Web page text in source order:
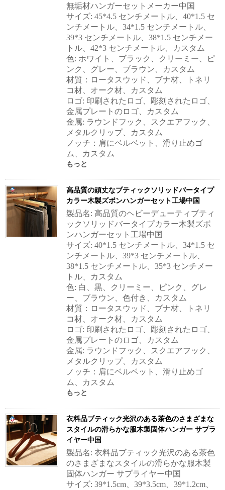
無垢材ハンガーセットメーカー中国
サイズ: 45*4.5 センチメートル、40*1.5 セ
ンチメートル、34*1.5 センチメートル、
39*3 センチメートル、38*1.5 センチメー
トル、42*3 センチメートル、カスタム
色: ホワイト、ブラック、クリーミー、ピ
ンク、グレー、ブラウン、カスタム
材質：ロータスウッド、ブナ材、トネリ
コ材、オーク材、カスタム
ロゴ: 印刷されたロゴ、彫刻されたロゴ、
金属プレートのロゴ、カスタム
金属: ラウンドフック、スクエアフック、
メタルクリップ、カスタム
ノッチ：肩にベルベット、滑り止めゴ
ム、カスタム
もっと
高品質の頑丈なブティックソリッドバータイプ
カラー木製ズボンハンガーセット工場中国
製品名: 高品質のヘビーデューティブティ
ックソリッドバータイプカラー木製ズボ
ンハンガーセット工場中国
サイズ: 40*1.5 センチメートル、34*1.5 セ
ンチメートル、39*3 センチメートル、
38*1.5 センチメートル、35*3 センチメー
トル、カスタム
色: 白、黒、クリーミー、ピンク、グレ
ー、ブラウン、色付き、カスタム
材質：ロータスウッド、ブナ材、トネリ
コ材、オーク材、カスタム
ロゴ: 印刷されたロゴ、彫刻されたロゴ、
金属プレートのロゴ、カスタム
金属: ラウンドフック、スクエアフック、
メタルクリップ、カスタム
ノッチ：肩にベルベット、滑り止めゴ
ム、カスタム
もっと
衣料品ブティック光沢のある茶色のさまざまな
スタイルの滑らかな服木製固体ハンガー サプラ
イヤー中国
製品名: 衣料品ブティック光沢のある茶色
のさまざまなスタイルの滑らかな服木製
固体ハンガー サプライヤー中国
サイズ: 39*1.5cm、39*3.5cm、39*1.2cm、